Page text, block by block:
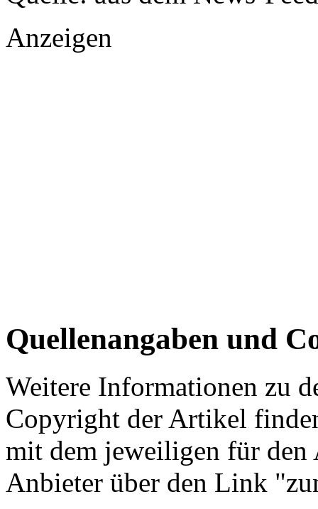
Anzeigen
Quellenangaben und
Weitere Informationen zu
Copyright der Artikel
mit dem jeweiligen für
Anbieter über den Link